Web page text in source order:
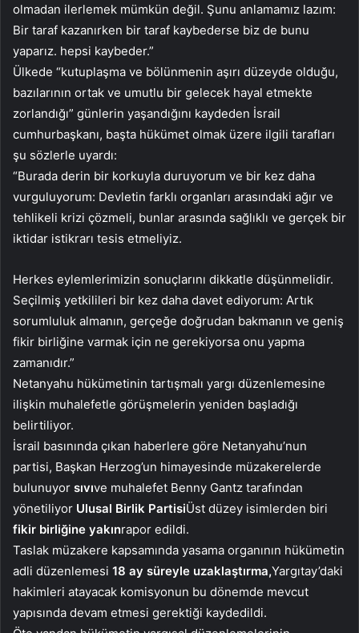
olmadan ilerlemek mümkün değil. Şunu anlamamız lazım:
Bir taraf kazanırken bir taraf kaybederse biz de bunu
yaparız. hepsi kaybeder.”
Ülkede “kutuplaşma ve bölünmenin aşırı düzeyde olduğu,
bazılarının ortak ve umutlu bir gelecek hayal etmekte
zorlandığı” günlerin yaşandığını kaydeden İsrail
cumhurbaşkanı, başta hükümet olmak üzere ilgili tarafları
şu sözlerle uyardı:
“Burada derin bir korkuyla duruyorum ve bir kez daha
vurguluyorum: Devletin farklı organları arasındaki ağır ve
tehlikeli krizi çözmeli, bunlar arasında sağlıklı ve gerçek bir
iktidar istikrarı tesis etmeliyiz.
Herkes eylemlerimizin sonuçlarını dikkatle düşünmelidir.
Seçilmiş yetkilileri bir kez daha davet ediyorum: Artık
sorumluluk almanın, gerçeğe doğrudan bakmanın ve geniş
fikir birliğine varmak için ne gerekiyorsa onu yapma
zamanıdır.”
Netanyahu hükümetinin tartışmalı yargı düzenlemesine
ilişkin muhalefetle görüşmelerin yeniden başladığı
belirtiliyor.
İsrail basınında çıkan haberlere göre Netanyahu’nun
partisi, Başkan Herzog’un himayesinde müzakerelerde
bulunuyor sıvıve muhalefet Benny Gantz tarafından
yönetiliyor Ulusal Birlik PartisiÜst düzey isimlerden biri
fikir birliğine yakınrapor edildi.
Taslak müzakere kapsamında yasama organının hükümetin
adli düzenlemesi 18 ay süreyle uzaklaştırma,Yargıtay’daki
hakimleri atayacak komisyonun bu dönemde mevcut
yapısında devam etmesi gerektiği kaydedildi.